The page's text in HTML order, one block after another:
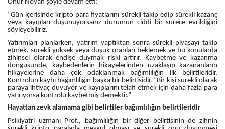
Onur Noyan şöyle devam etti:
“Gün içerisinde kripto para fiyatlarını sürekli takip edip sürekli kazanç
veya kayıpları düşünüyorsanız durumun ciddi bir sürece evrildiğini
söyleyebiliriz.
Yatırımları planlarken, yatırım yaptıktan sonra sürekli piyasayı takip
etmek, sürekli yüksek veya düşük oranları beklemek ve bu konularda
zihinsel olarak endişe duymak riski artırır. Kaybetme ve kazanma
döngüsünde, kaybedenlerin hikayelerinden uzaklaşıp kazananların
hikayelerine daha çok odaklanmak bağımlılığın ilk belirtileridir.
Kontrolün kaybı bağımlılığın başka bir belirtisidir. “Bir kişi sürekli olarak
paraya ihtiyaç duyuyor ve kayıplarını telafi etmek için daha fazla para
yatırıyorsa kontrolü kaybetmiş demektir.”
Hayattan zevk alamama gibi belirtiler bağımlılığın belirtileridir
Psikiyatri uzmanı Prof., bağımlılığın bir diğer belirtisinin de zihnin